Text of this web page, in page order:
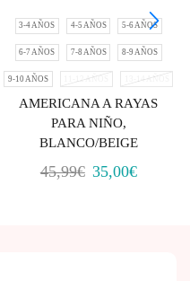
3-4 AÑOS 4-5 AÑOS 5-6 AÑOS
6-7 AÑOS 7-8 AÑOS 8-9 AÑOS
9-10 AÑOS 11-12 AÑOS 13-14 AÑOS
AMERICANA A RAYAS
PARA NIÑO,
BLANCO/BEIGE
45,99€ 35,00€